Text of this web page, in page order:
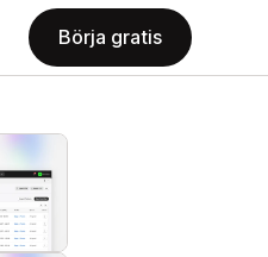
Börja gratis